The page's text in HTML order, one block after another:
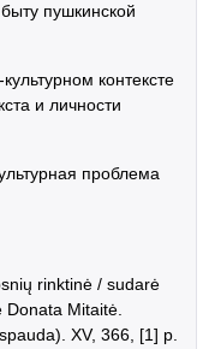
пушкинской
контексте
и личности
проблема
rinktinė / sudarė
Mitaitė.
XV, 366, [1] p.